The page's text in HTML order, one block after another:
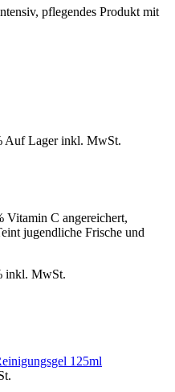
pflegendes Produkt mit
Auf Lagerinkl. MwSt.
Vitamin C angereichert,
jugendliche Frische und
inkl. MwSt.